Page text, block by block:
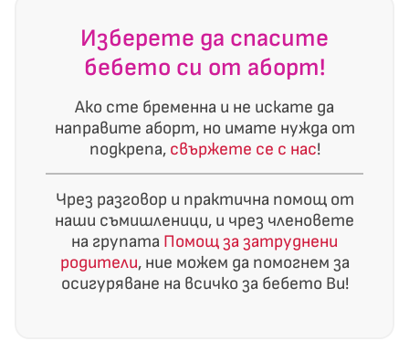
Изберете да спасите
бебето си от аборт!
Ако сте бременна и не искате да
направите аборт, но имате нужда от
подкрепа, свържете се с нас!
Чрез разговор и практична помощ от
наши съмишленици, и чрез членовете
на групата Помощ за затруднени
родители, ние можем да помогнем за
осигуряване на всичко за бебето Ви!